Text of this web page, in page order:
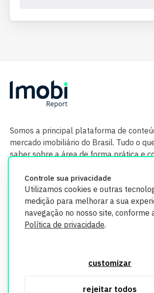
Controle sua privacidade
Utilizamos cookies e outras
medição para melhorar a sua
navegação no nosso site, conforme
Política de privacidade.
customizar
rejeitar todos
Somos a principal plataforma de
mercado imobiliário do Brasil. Tudo o
saber sobre a área de forma prática e
segurança. Todos os dados coletados em
utilizados exclusivamente para fins de
informações, consulte nossa Política de